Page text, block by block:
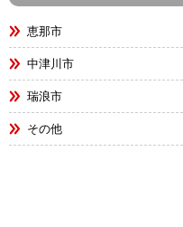
恵那市
中津川市
瑞浪市
その他